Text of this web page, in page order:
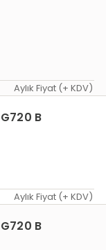
Aylık Fiyat (+ KDV)
B
Aylık Fiyat (+ KDV)
B